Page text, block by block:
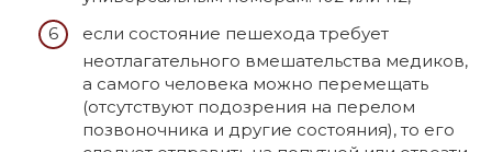
если состояние пешехода требует
неотлагательного вмешательства медиков,
а самого человека можно перемещать
(отсутствуют подозрения на перелом
позвоночника и другие состояния), то его